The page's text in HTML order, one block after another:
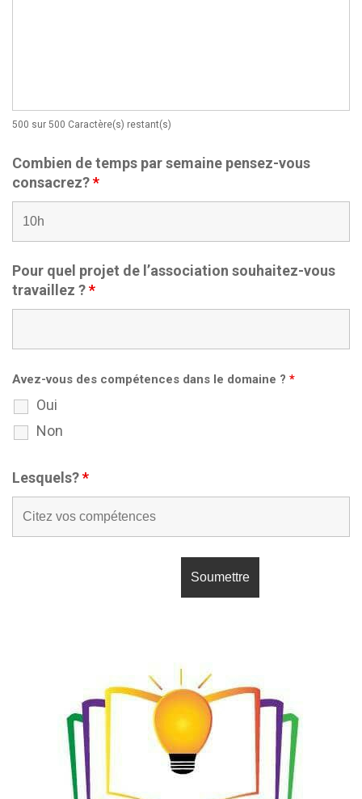
500 sur 500 Caractère(s) restant(s)
Combien de temps par semaine pensez-vous
consacrez?*
Pour quel projet de l’association souhaitez-vous
travaillez ?*
Avez-vous des compétences dans le domaine ? *
Oui
Non
Lesquels?*